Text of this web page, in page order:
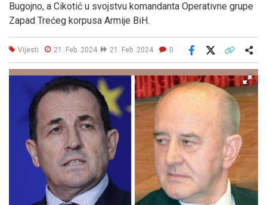
Bugojno, a Cikotić u svojstvu komandanta Operativne grupe
Zapad Trećeg korpusa Armije BiH.
Vijesti 21. Feb. 2024 21. Feb. 2024 0
Facebook